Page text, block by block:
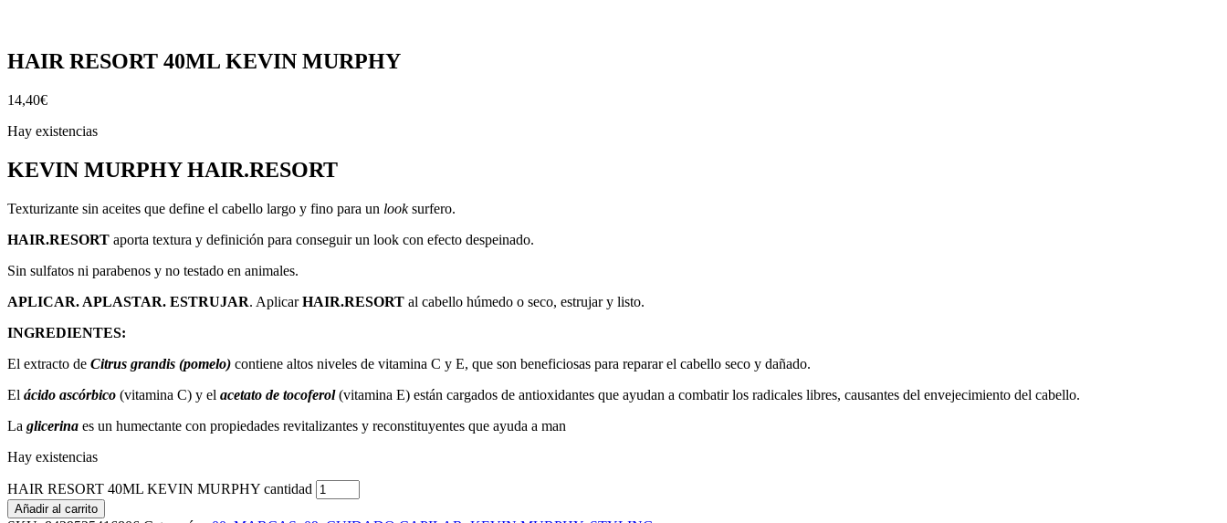
HAIR RESORT 40ML KEVIN MURPHY
14,40€
Hay existencias
KEVIN MURPHY HAIR.RESORT
Texturizante sin aceites que define el cabello largo y fino para un looksurfero.
HAIR.RESORT aporta textura y definición para conseguir un look con efecto despeinado.
Sin sulfatos ni parabenos y no testado en animales.
APLICAR. APLASTAR. ESTRUJAR. AplicarHAIR.RESORT al cabello húmedo o seco, estrujar y listo.
INGREDIENTES:
El extracto de Citrus grandis (pomelo) contiene altos niveles de vitamina C y E, que son beneficiosas para reparar el cabello seco y dañado.
El ácido ascórbico (vitamina C) y el acetato de tocoferol(vitamina E) están cargados de antioxidantes que ayudan a combatir los radicales libres, causantes del envejecimiento del cabello.
La glicerina es un humectante con propiedades revitalizantes y reconstituyentes que ayuda a man
Hay existencias
HAIR RESORT 40ML KEVIN MURPHY cantidad
Añadir al carrito